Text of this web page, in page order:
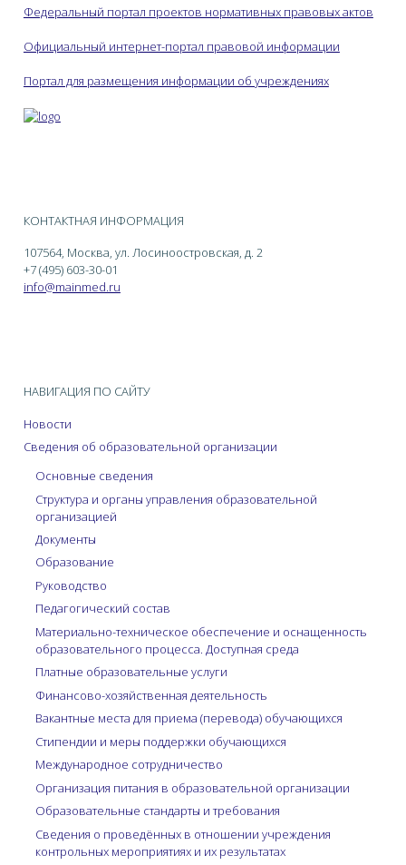
Федеральный портал проектов нормативных правовых актов
Официальный интернет-портал правовой информации
Портал для размещения информации об учреждениях
КОНТАКТНАЯ ИНФОРМАЦИЯ
107564, Москва, ул. Лосиноостровская, д. 2
+7 (495) 603-30-01
info@mainmed.ru
НАВИГАЦИЯ ПО САЙТУ
Новости
Сведения об образовательной организации
Основные сведения
Структура и органы управления образовательной
организацией
Документы
Образование
Руководство
Педагогический состав
Материально-техническое обеспечение и оснащенность
образовательного процесса. Доступная среда
Платные образовательные услуги
Финансово-хозяйственная деятельность
Вакантные места для приема (перевода) обучающихся
Стипендии и меры поддержки обучающихся
Международное сотрудничество
Организация питания в образовательной организации
Образовательные стандарты и требования
Сведения о проведённых в отношении учреждения
контрольных мероприятиях и их результатах